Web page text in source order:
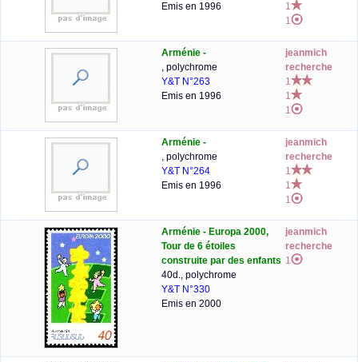
Emis en 1996
1
1
Arménie -
, polychrome
Y&T N°263
Emis en 1996
jeanmich
recherche
1
1
1
Arménie -
, polychrome
Y&T N°264
Emis en 1996
jeanmich
recherche
1
1
1
Arménie - Europa 2000,
Tour de 6 étoiles
construite par des enfants
40d., polychrome
Y&T N°330
Emis en 2000
jeanmich
recherche
1